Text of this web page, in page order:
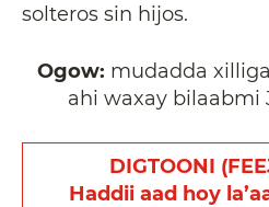
solteros sin hijos.
Ogow: mudadda
ahi waxay bilaabmi
DIGTOONI
Haddii aad hoy